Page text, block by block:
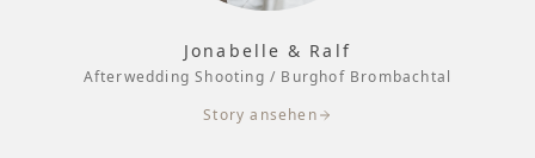
Jonabelle & Ralf
Afterwedding Shooting / Burghof Brombachtal
Story ansehen